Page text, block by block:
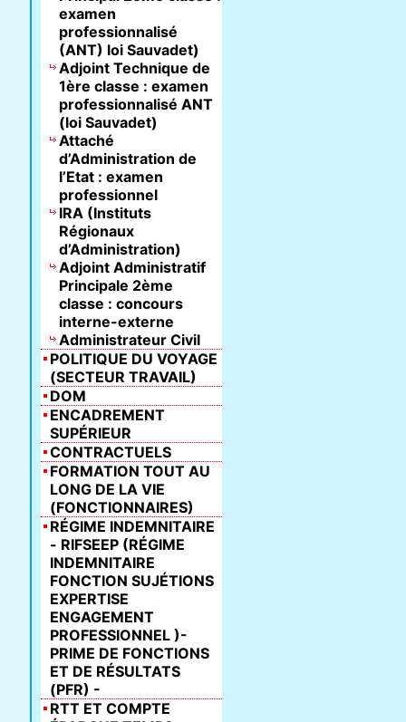
examen
professionnalisé
(ANT) loi Sauvadet)
Adjoint Technique de
1ère classe : examen
professionnalisé ANT
(loi Sauvadet)
Attaché
d’Administration de
l’Etat : examen
professionnel
IRA (Instituts
Régionaux
d’Administration)
Adjoint Administratif
Principale 2ème
classe : concours
interne-externe
Administrateur Civil
POLITIQUE DU VOYAGE
(SECTEUR TRAVAIL)
DOM
ENCADREMENT
SUPÉRIEUR
CONTRACTUELS
FORMATION TOUT AU
LONG DE LA VIE
(FONCTIONNAIRES)
RÉGIME INDEMNITAIRE
- RIFSEEP (RÉGIME
INDEMNITAIRE
FONCTION SUJÉTIONS
EXPERTISE
ENGAGEMENT
PROFESSIONNEL )-
PRIME DE FONCTIONS
ET DE RÉSULTATS
(PFR) -
RTT ET COMPTE